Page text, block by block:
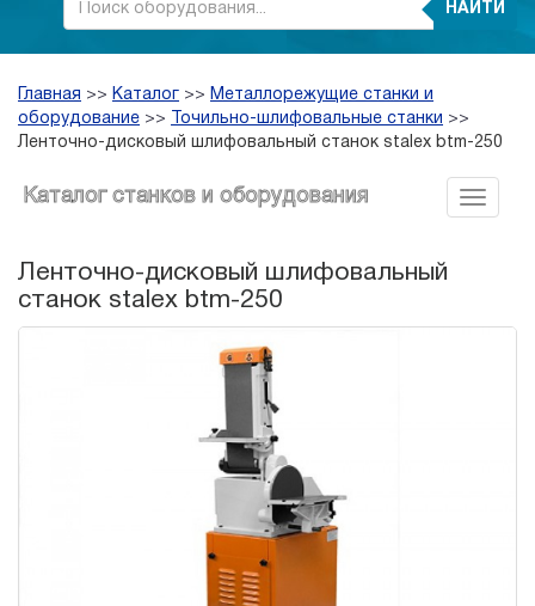
НАЙТИ
Главная >> Каталог >> Металлорежущие станки и
оборудование >> Точильно-шлифовальные станки >>
Ленточно-дисковый шлифовальный станок stalex btm-250
Каталог станков и оборудования
Ленточно-дисковый шлифовальный
станок stalex btm-250